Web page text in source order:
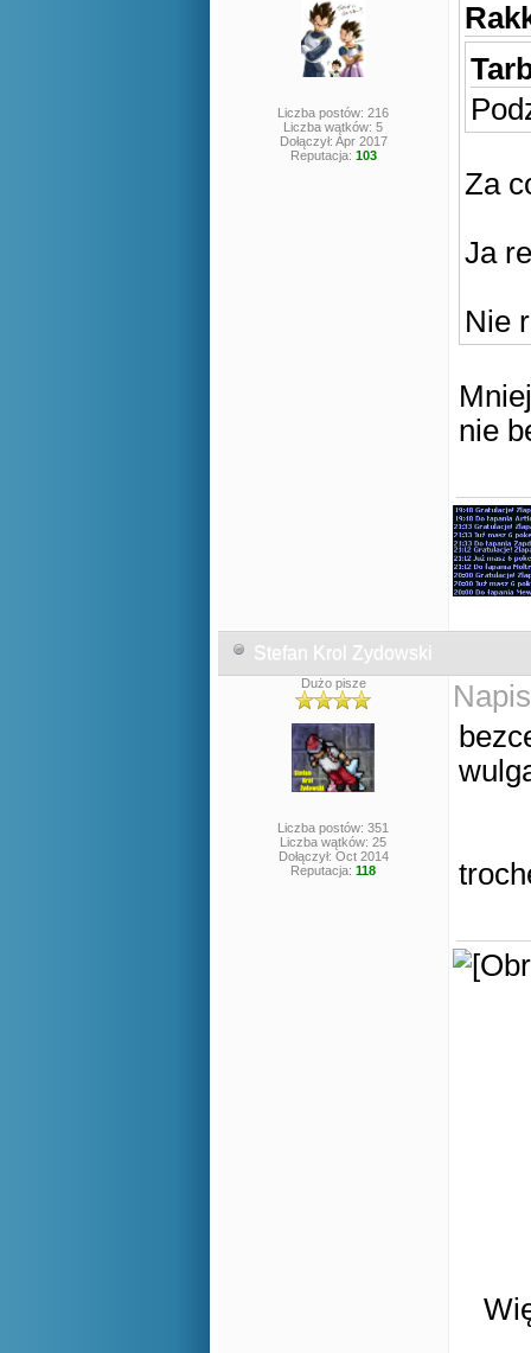
Liczba postów: 216
Liczba wątków: 5
Dołączył: Apr 2017
Reputacja: 103
Za
Ja
Nie
nie
Stefan Krol Zydowski
Dużo pisze
Liczba postów: 351
Liczba wątków: 25
Dołączył: Oct 2014
Reputacja: 118